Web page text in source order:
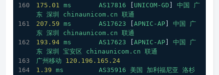
175.01 ms AS17816 UNICOM-GD 中国
广
东 深圳 chinaunicom.cn 联通
207.59 ms AS17623 APNIC-AP 中国
广
东 深圳 chinaunicom.cn 联通
193.94 ms AS17623 APNIC-AP 中国
广
东 深圳 宝安区 chinaunicom.cn 联通
广州移动
120.196 .165 .24
1.39 ms AS35916 美国 加利福尼亚 洛杉